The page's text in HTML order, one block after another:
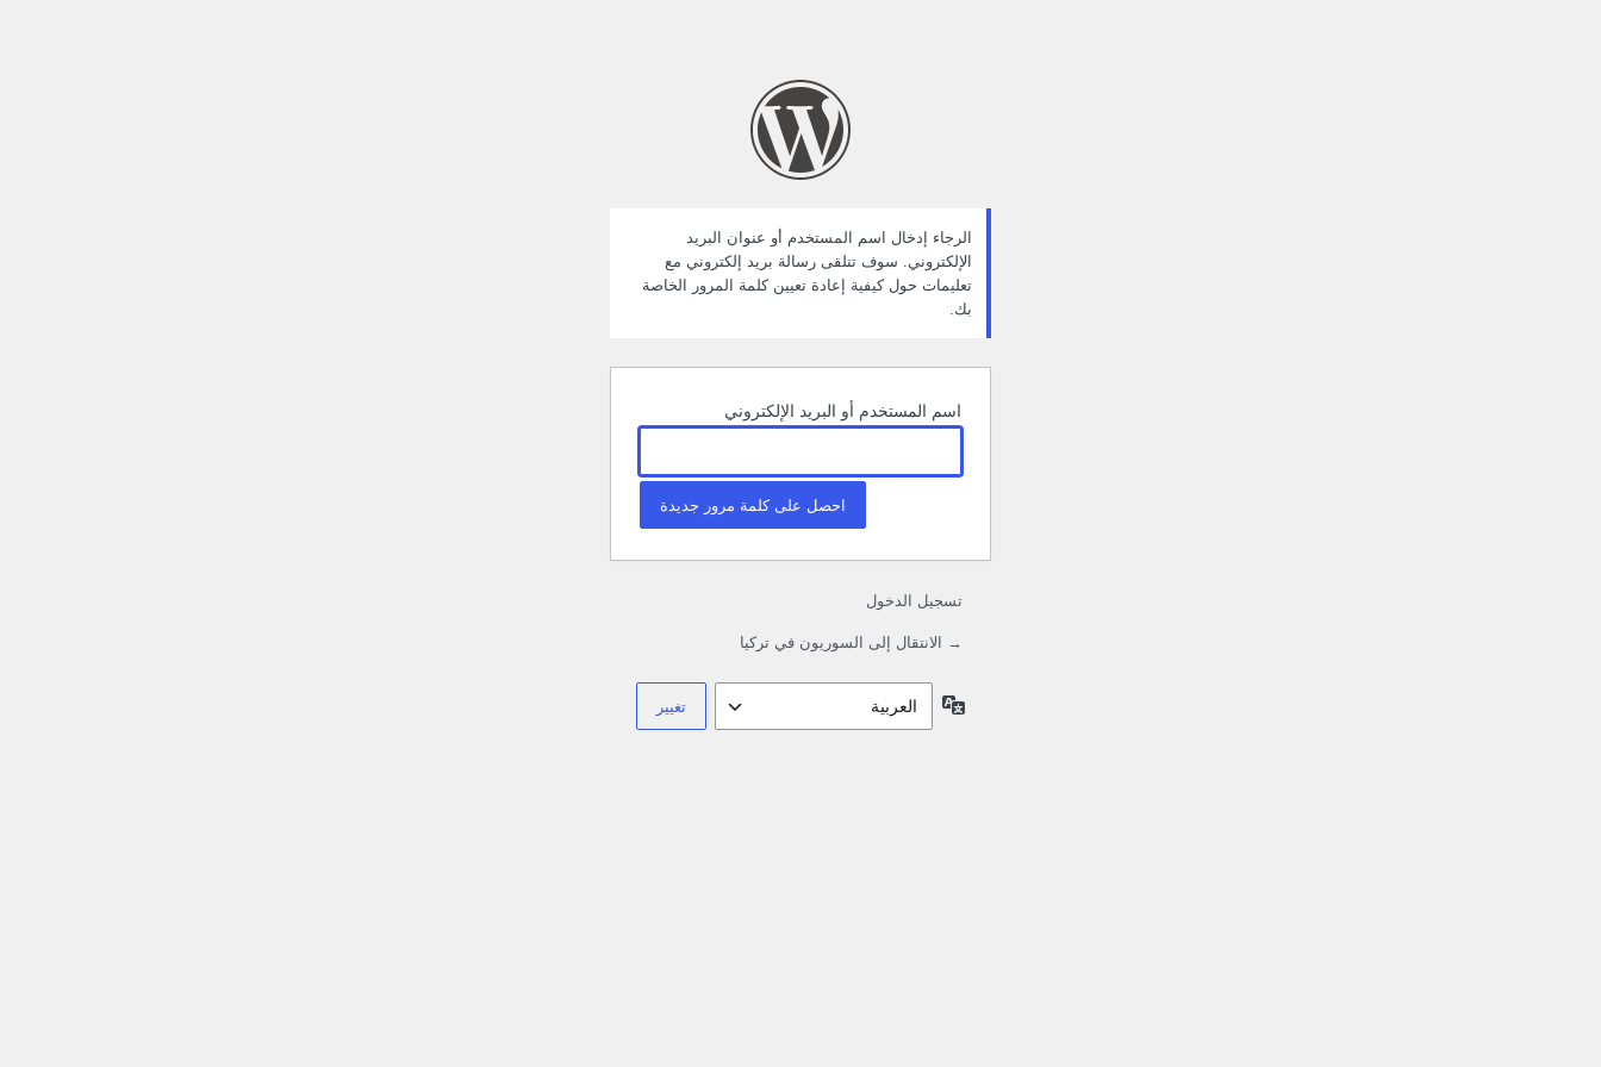
الرجاء إدخال اسم المستخدم أو عنوان البريد
الإلكتروني. سوف تتلقى رسالة بريد إلكتروني مع
تعليمات حول كيفية إعادة تعيين كلمة المرور الخاصة
بك.
اسم المستخدم أو البريد الإلكتروني
تسجيل الدخول
→ الانتقال إلى السوريون في تركيا
اللغة